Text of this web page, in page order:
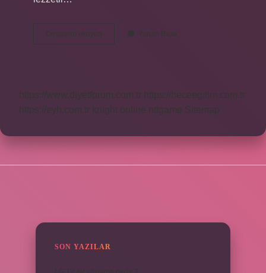
Devamını okuyun
Nedir
Yorum Bırak
https://www.diyetforum.com.tr
https://heceegitim.com.tr
https://eyh.com.tr
knight online nttgame Sitemap
SON YAZILAR